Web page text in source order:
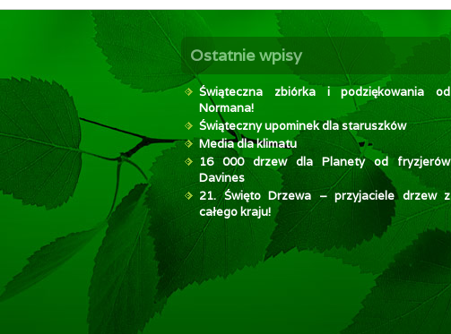
Ostatnie wpisy
Świąteczna zbiórka i podziękowania od
Normana!
Świąteczny upominek dla staruszków
Media dla klimatu
16 000 drzew dla Planety od fryzjerów
Davines
21. Święto Drzewa – przyjaciele drzew z
całego kraju!